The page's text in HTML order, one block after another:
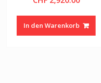
In den Warenkorb